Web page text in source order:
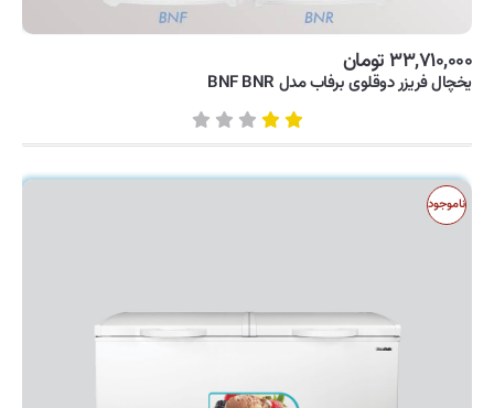
۳۳,۷۱۰,۰۰۰ تومان
یخچال فریزر دوقلوی برفاب مدل BNF BNR
ناموجود